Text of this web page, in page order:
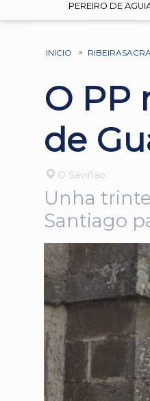
PEREIRO DE
INICIO >
O PP
de
O Saviñao
Unha
Santiago